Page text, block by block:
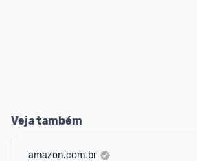
Veja também
amazon.com.br